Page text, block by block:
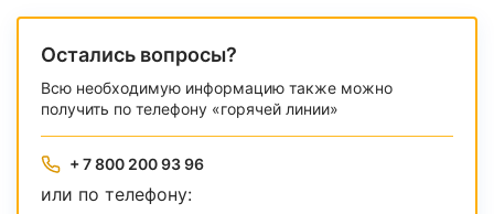
Остались вопросы?
Всю необходимую информацию также можно
получить по телефону «горячей линии»
+ 7 800 200 93 96
или по телефону: